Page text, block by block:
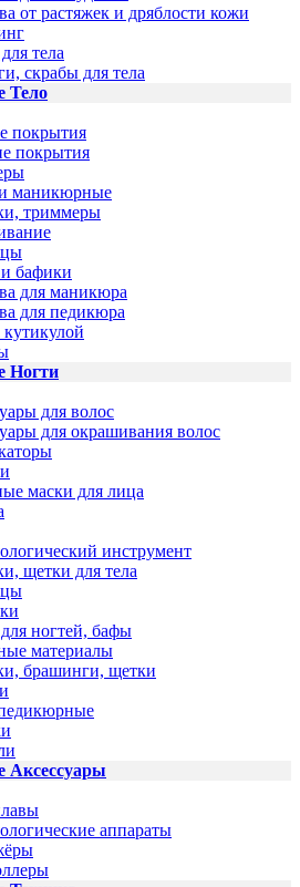
от растяжек и дряблости кожи
тела
скрабы для тела
Тело
покрытия
покрытия
маникюрные
триммеры
бафики
для маникюра
для педикюра
кутикулой
Ногти
для волос
для окрашивания волос
маски для лица
инструмент
щетки для тела
ногтей, бафы
материалы
брашинги, щетки
Аксессуары
аппараты